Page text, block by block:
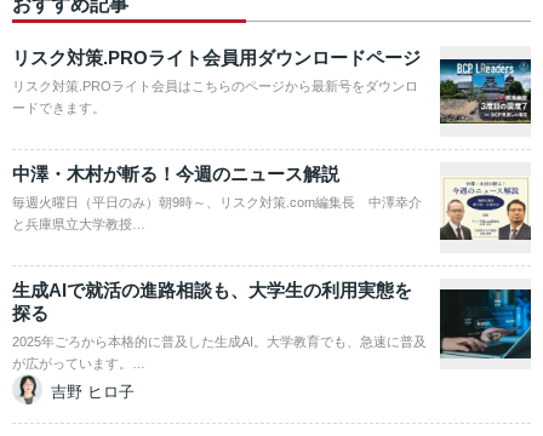
おすすめ記事
リスク対策.PROライト会員用ダウンロードページ
リスク対策.PROライト会員はこちらのページから最新号をダウンロ
ードできます。
中澤・木村が斬る！今週のニュース解説
毎週火曜日（平日のみ）朝9時～、リスク対策.com編集長 中澤幸介
と兵庫県立大学教授…
生成AIで就活の進路相談も、大学生の利用実態を
探る
2025年ごろから本格的に普及した生成AI。大学教育でも、急速に普及
が広がっています。…
吉野 ヒロ子